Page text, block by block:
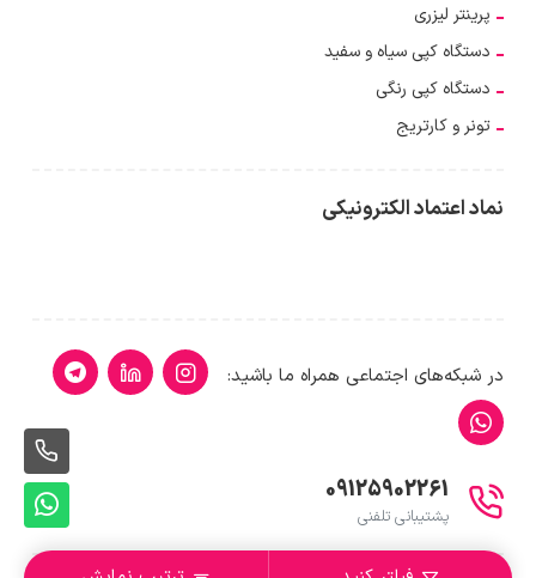
پرینتر لیزری
دستگاه کپی سیاه و سفید
دستگاه کپی رنگی
تونر و کارتریج
نماد اعتماد الکترونیکی
در شبکه‌های اجتماعی همراه ما باشید:
09125902261
پشتیبانی تلفنی